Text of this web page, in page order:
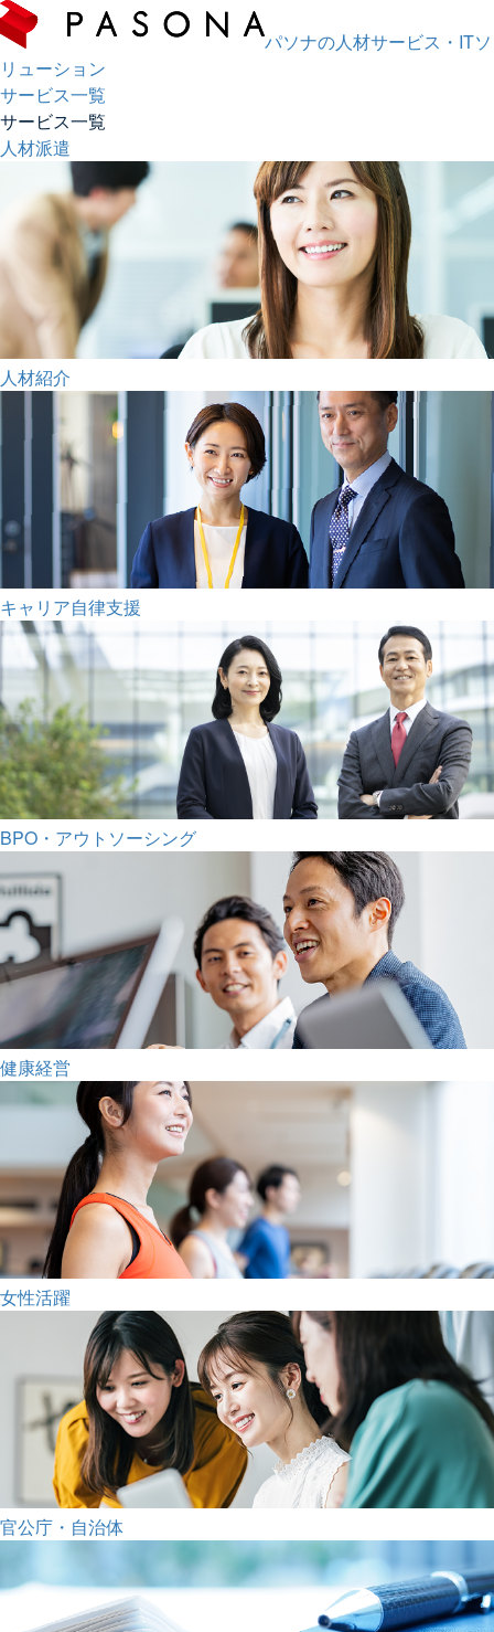
パソナの人材サービス・ITソ
リューション
サービス一覧
サービス一覧
人材派遣
人材紹介
キャリア自律支援
BPO・アウトソーシング
健康経営
女性活躍
官公庁・自治体